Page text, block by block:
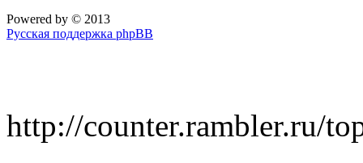
Powered by © 2013
Русская поддержка phpBB
http://counter.rambler.ru/